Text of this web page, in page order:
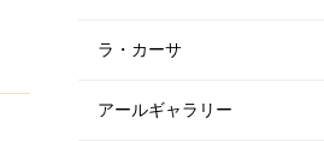
ラ・カーサ
アールギャラリー